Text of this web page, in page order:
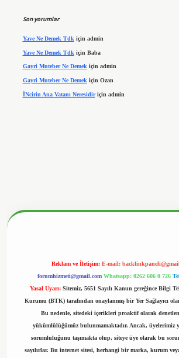
Son yorumlar
Yave Ne Demek Tdk için admin
Yave Ne Demek Tdk için Baba
Gayri Muteber Ne Demekiçin admin
Gayri Muteber Ne Demek için Ozan
İNcirin Ana Vatanı Neresidiriçin admin
Reklam ve İletişim: E-mail:
forumhizmeti@gmail.com Whatsapp: 0262 606 0 726
Yasal Uyarı: Sitemiz, 5651 Sayılı Kanun gereğince Bilgi
Kurumu (BTK) tarafından onaylanmış bir Yer Sağlayıcı
Bu nedenle, sitedeki içerikleri proaktif olarak
yükümlülüğümüz bulunmamaktadır. Ancak, üyelerimiz
sorumluluğunu taşımakta olup, siteye üye olarak bu
sayılırlar. Bu internet sitesi, herhangi bir marka, kurum